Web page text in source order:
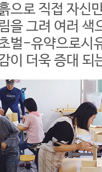
으로 직접 자신
을 그려 여러 색
벌-유약으로시
이 더욱 증대 되